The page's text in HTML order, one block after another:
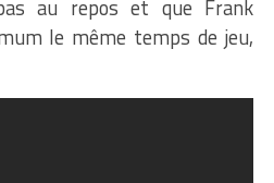
au repos et que Frank
le même temps de jeu,